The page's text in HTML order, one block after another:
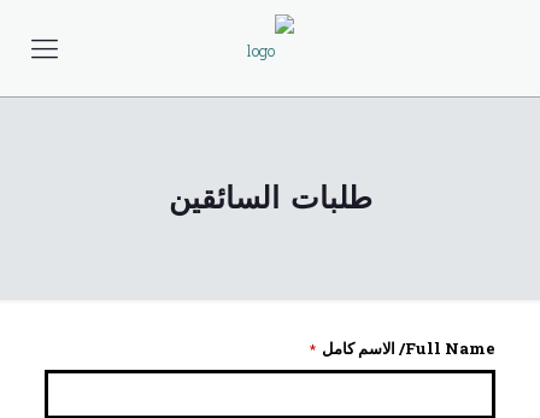
طلبات السائقين
Full Name/ الاسم كامل *